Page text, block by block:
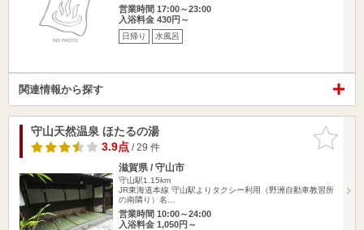
営業時間 17:00～23:00
入浴料金 430円～
日帰り 水風呂
関連情報から探す
お気に入
りに追加
守山天然温泉 ほたるの湯
3.9点/ 29 件
滋賀県 / 守山市
守山駅1.15km
JR東海道本線 守山駅よりタクシー利用（野洲自動車教習所
の南隣り）名…
営業時間 10:00～24:00
入浴料金 1,050円～